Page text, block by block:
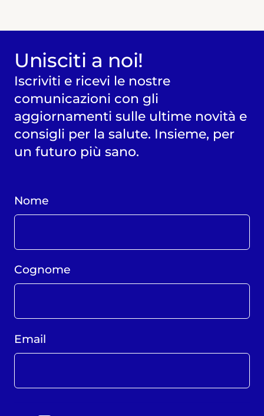
Unisciti a noi!
Iscriviti e ricevi le nostre
comunicazioni con gli
aggiornamenti sulle ultime novità e
consigli per la salute. Insieme, per
un futuro più sano.
Nome
Cognome
Email